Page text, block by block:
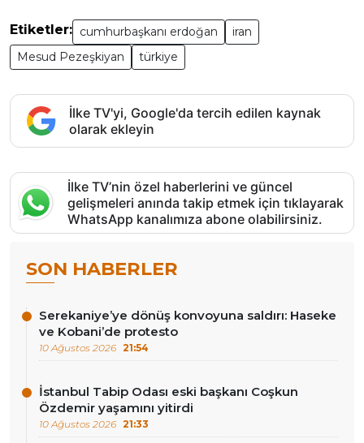
Etiketler: cumhurbaşkanı erdoğan
iran
Mesud Pezeşkiyan
türkiye
İlke TV'yi, Google'da tercih edilen kaynak
olarak ekleyin
İlke TV’nin özel haberlerini ve güncel
gelişmeleri anında takip etmek için tıklayarak
WhatsApp kanalımıza abone olabilirsiniz.
SON HABERLER
Serekaniye’ye dönüş konvoyuna saldırı: Haseke
ve Kobani’de protesto
10 Ağustos 2026 21:54
İstanbul Tabip Odası eski başkanı Coşkun
Özdemir yaşamını yitirdi
10 Ağustos 2026 21:33